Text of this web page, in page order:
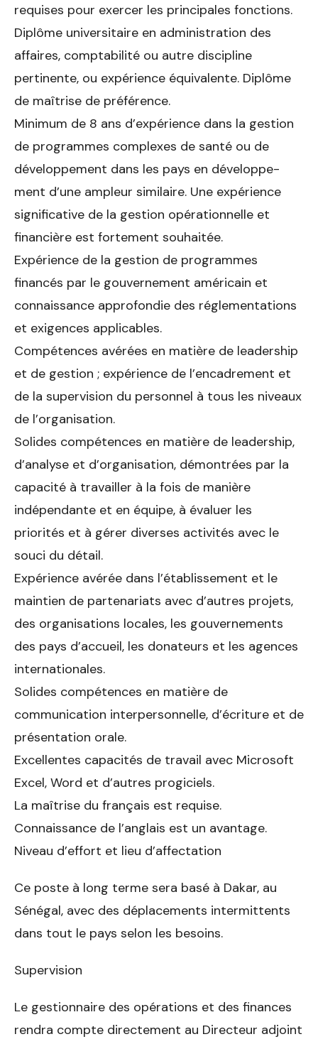
requises pour exercer les principales fonctions.
Diplôme universitaire en administration des
affaires, comptabilité ou autre discipline
pertinente, ou expérience équivalente. Diplôme
de maîtrise de préférence.
Minimum de 8 ans d’expérience dans la gestion
de programmes com­plexes de santé ou de
développement dans les pays en développe­
ment d’une ampleur similaire. Une expérience
significative de la gestion opérationnelle et
financière est fortement souhaitée.
Expérience de la gestion de programmes
financés par le gouverne­ment américain et
connaissance approfondie des réglementations
et exigences applicables.
Compétences avérées en matière de leadership
et de gestion ; expérience de l’encadrement et
de la supervision du personnel à tous les niveaux
de l’organisation.
Solides compétences en matière de leadership,
d’analyse et d’orga­nisation, démontrées par la
capacité à travailler à la fois de manière
indépendante et en équipe, à évaluer les
priorités et à gérer diverses activités avec le
souci du détail.
Expérience avérée dans l’établissement et le
maintien de partenariats avec d’autres projets,
des organisations locales, les gouvernements
des pays d’accueil, les donateurs et les agences
internationales.
Solides compétences en matière de
communication interpersonnelle, d’écriture et de
présentation orale.
Excellentes capacités de travail avec Microsoft
Excel, Word et d’au­tres progiciels.
La maîtrise du français est requise.
Connaissance de l’anglais est un avantage.
Niveau d’effort et lieu d’affectation
Ce poste à long terme sera basé à Dakar, au
Sénégal, avec des déplace­ments intermittents
dans tout le pays selon les besoins.
Supervision
Le gestionnaire des opérations et des finances
rendra compte directe­ment au Directeur adjoint